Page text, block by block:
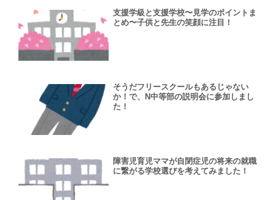
支援学級と支援学校〜見学のポイントま
とめ〜子供と先生の笑顔に注目！
そうだフリースクールもあるじゃない
か！で、N中等部の説明会に参加しまし
た！
障害児育児ママが自閉症児の将来の就職
に繋がる学校選びを考えてみました！